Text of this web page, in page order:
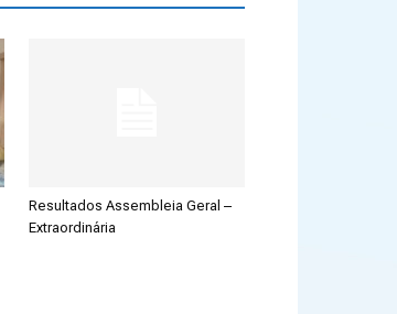
Resultados Assembleia Geral –
Extraordinária